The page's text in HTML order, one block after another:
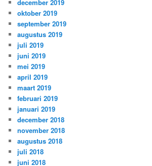
december 2019
oktober 2019
september 2019
augustus 2019
juli 2019
juni 2019
mei 2019
april 2019
maart 2019
februari 2019
januari 2019
december 2018
november 2018
augustus 2018
juli 2018
juni 2018